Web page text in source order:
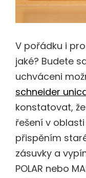
V pořádku i
jaké? Budete
uchváceni
schneider
konstatovat,
řešení v
přispěním
zásuvky a
POLAR nebo